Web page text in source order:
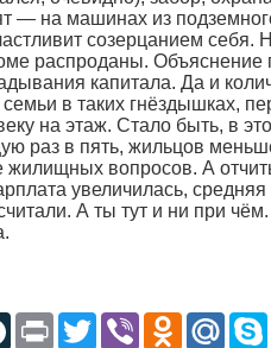
— на машинах из
созерцанием себя.
распроданы.
капитала. Да и
в таких гнёздышках,
на этаж. Стало быть, в
раз в пять, жильцов
вопросов. А
увеличилась,
А ты тут и ни при
LiveJournal
Print TwitterViber